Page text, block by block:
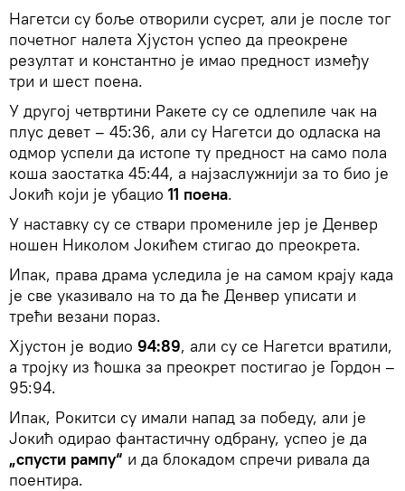
Нагетси су боље отворили сусрет, али је после тог
почетног налета Хјустон успео да преокрене
резултат и константно је имао предност између
три и шест поена.
У другој четвртини Ракете су се одлепиле чак на
плус девет – 45:36, али су Нагетси до одласка на
одмор успели да истопе ту предност на само пола
коша заостатка 45:44, а најзаслужнији за то био је
Јокић који је убацио 11 поена.
У наставку су се ствари промениле јер је Денвер
ношен Николом Јокићем стигао до преокрета.
Ипак, права драма уследила је на самом крају када
је све указивало на то да ће Денвер уписати и
трећи везани пораз.
Хјустон је водио 94:89, али су се Нагетси вратили,
а тројку из ћошка за преокрет постигао је Гордон –
95:94.
Ипак, Рокитси су имали напад за победу, али је
Јокић одирао фантастичну одбрану, успео је да
„спусти рампу“ и да блокадом спречи ривала да
поентира.